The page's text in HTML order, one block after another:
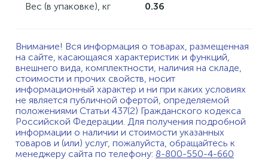
Вес (в упаковке), кг
0.36
Внимание! Вся информация о товарах, размещенная
на сайте, касающаяся характеристик и функций,
внешнего вида, комплектности, наличия на складе,
стоимости и прочих свойств, носит
информационный характер и ни при каких условиях
не является публичной офертой, определяемой
положениями Статьи 437(2) Гражданского кодекса
Российской Федерации. Для получения подробной
информации о наличии и стоимости указанных
товаров и (или) услуг, пожалуйста, обращайтесь к
менеджеру сайта по телефону: 8-800-550-4-660